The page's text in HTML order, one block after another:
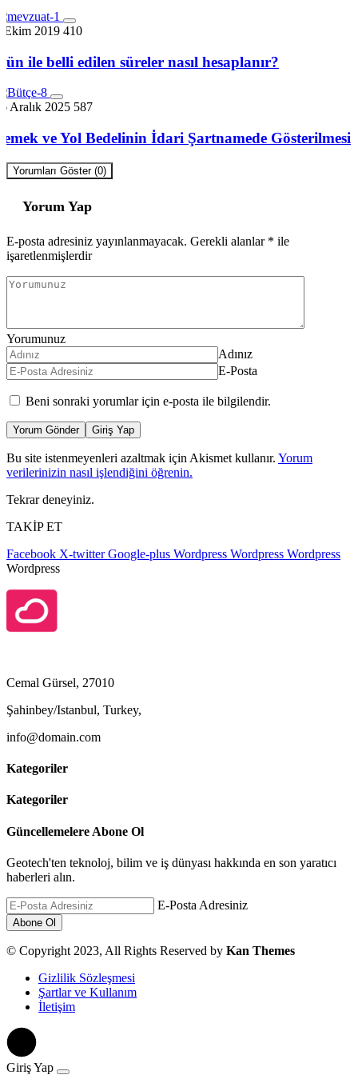
Ekim 2019 410
ile belli edilen süreler nasıl hesaplanır?
Aralık 2025 587
ve Yol Bedelinin İdari Şartnamede Gösterilmesi
Yorumları Göster (0)
Yorum Yap
E-posta adresiniz yayınlanmayacak. Gerekli alanlar * ile
işaretlenmişlerdir
Yorumunuz
Adınız
E-Posta
Beni sonraki yorumlar için e-posta ile bilgilendir.
Yorum Gönder Giriş Yap
Bu site istenmeyenleri azaltmak için Akismet kullanır. Yorum
verilerinizin nasıl işlendiğini öğrenin.
Tekrar deneyiniz.
TAKİP ET
Facebook X-twitter Google-plus Wordpress Wordpress Wordpress
Wordpress
Cemal Gürsel, 27010
Şahinbey/Istanbul, Turkey,
info@domain.com
Kategoriler
Kategoriler
Güncellemelere Abone Ol
Geotech'ten teknoloj, bilim ve iş dünyası hakkında en son yaratıcı
haberleri alın.
E-Posta Adresiniz
© Copyright 2023, All Rights Reserved by Kan Themes
Gizlilik Sözleşmesi
Şartlar ve Kullanım
İletişim
Giriş Yap